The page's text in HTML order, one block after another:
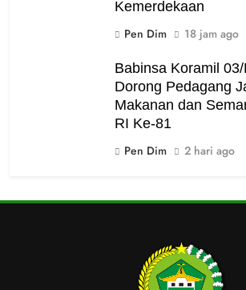
Kemerdekaan
Pen Dim
18 jam ago
Babinsa Koramil
Dorong Pedagang
Makanan dan
RI Ke-81
Pen Dim
2 hari ago